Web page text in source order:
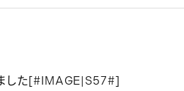
した[#IMAGE|S57#]